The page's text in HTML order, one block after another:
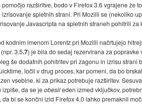
razširitve, bodo v Firefox 3.6 vgrajene že
spletnih strani. Pri Mozilli se (nekoliko
Javascripta na spletnih straneh pohitrili za
kodnim imenom Lorentz pri Mozilli načrtujejo
3.5.7) je bila do sedaj rezervirana za
še dodatnih pohitritev pri zagonu in izrisu strani
ločil v drug proces, kar pomeni, da bo
vsebine, ki za prikaz potrebuje razširitev.
izpiše, da se jeobesileden izmed vključkov,
bi se končni izid Firefox 4.0 lahko premaknil